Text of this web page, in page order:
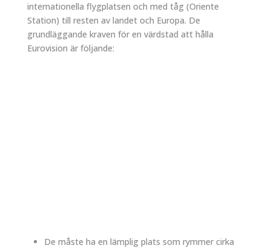
internationella flygplatsen och med tåg (Oriente
Station) till resten av landet och Europa. De
grundläggande kraven för en värdstad att hålla
Eurovision är följande:
De måste ha en lämplig plats som rymmer cirka